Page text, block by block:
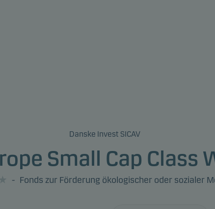
Danske Invest SICAV
Small Cap Class
- Fonds zur Förderung ökologischer oder sozialer